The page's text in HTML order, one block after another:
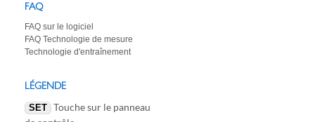
FAQ
FAQ sur le logiciel
FAQ Technologie de mesure
Technologie d'entraînement
LÉGENDE
SET
Touche sur le panneau